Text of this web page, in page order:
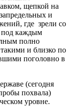
щепкой на
и
где зрели со
под каждым
полно
и близко по
поголовно в
(сегодня
похвала)
уровне.